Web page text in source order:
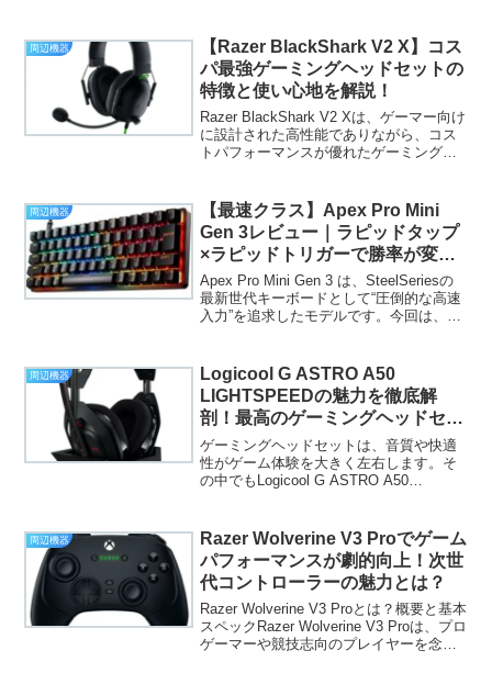
てください。概要G915 X LIGHT...
周辺機器
【Razer BlackShark V2 X】コス
パ最強ゲーミングヘッドセットの
特徴と使い心地を解説！
Razer BlackShark V2 Xは、ゲーマー向け
に設計された高性能でありながら、コス
トパフォーマンスが優れたゲーミングヘ
イでも快適に使用できる点が魅力で
す。...
周辺機器
【最速クラス】Apex Pro Mini
Gen 3レビュー｜ラピッドタップ
×ラピッドトリガーで勝率が変わ
る理由
Apex Pro Mini Gen 3 は、SteelSeriesの
最新世代キーボードとして“圧倒的な高速
入力”を追求したモデルです。今回は、ラ
詳しく解説していきます。...
周辺機器
Logicool G ASTRO A50
LIGHTSPEEDの魅力を徹底解
剖！最高のゲーミングヘッドセッ
トを選ぶ理由
ゲーミングヘッドセットは、音質や快適
性がゲーム体験を大きく左右します。そ
の中でもLogicool G ASTRO A50
は、その魅力を徹底解剖し、購入を検討
して...
周辺機器
Razer Wolverine V3 Proでゲーム
パフォーマンスが劇的向上！次世
代コントローラーの魅力とは？
Razer Wolverine V3 Proとは？概要と基本
スペックRazer Wolverine V3 Proは、プロ
ゲーマーや競技志向のプレイヤーを念頭